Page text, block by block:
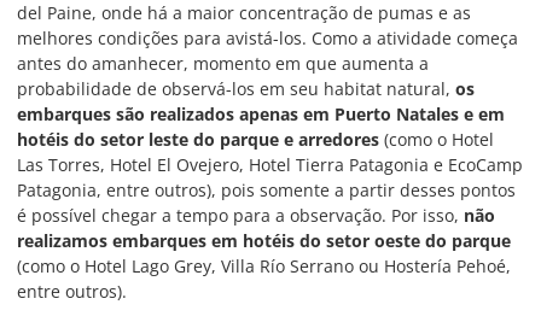
del Paine, onde há a maior concentração de pumas e as
melhores condições para avistá-los. Como a atividade começa
antes do amanhecer, momento em que aumenta a
probabilidade de observá-los em seu habitat natural, os
embarques são realizados apenas em Puerto Natales e em
hotéis do setor leste do parque e arredores (como o Hotel
Las Torres, Hotel El Ovejero, Hotel Tierra Patagonia e EcoCamp
Patagonia, entre outros), pois somente a partir desses pontos
é possível chegar a tempo para a observação. Por isso, não
realizamos embarques em hotéis do setor oeste do parque
(como o Hotel Lago Grey, Villa Río Serrano ou Hostería Pehoé,
entre outros).